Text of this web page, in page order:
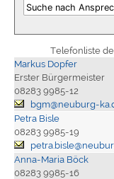
Telefonliste
Markus Dopfer
Erster Bürgermeister
08283 9985-12
bgm@neuburg-
Petra Bisle
08283 9985-19
Anna-Maria Böck
08283 9985-16